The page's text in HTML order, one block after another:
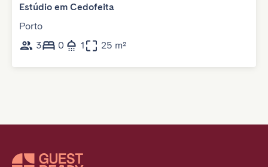
Estúdio em Cedofeita
Porto
3
0 1 25 m²